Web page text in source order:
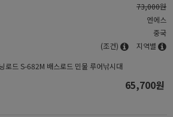
73,000원
엔에스
중국
(조건)
지역별
로드 S-682M 배스로드 민물 루어낚시대
65,700원